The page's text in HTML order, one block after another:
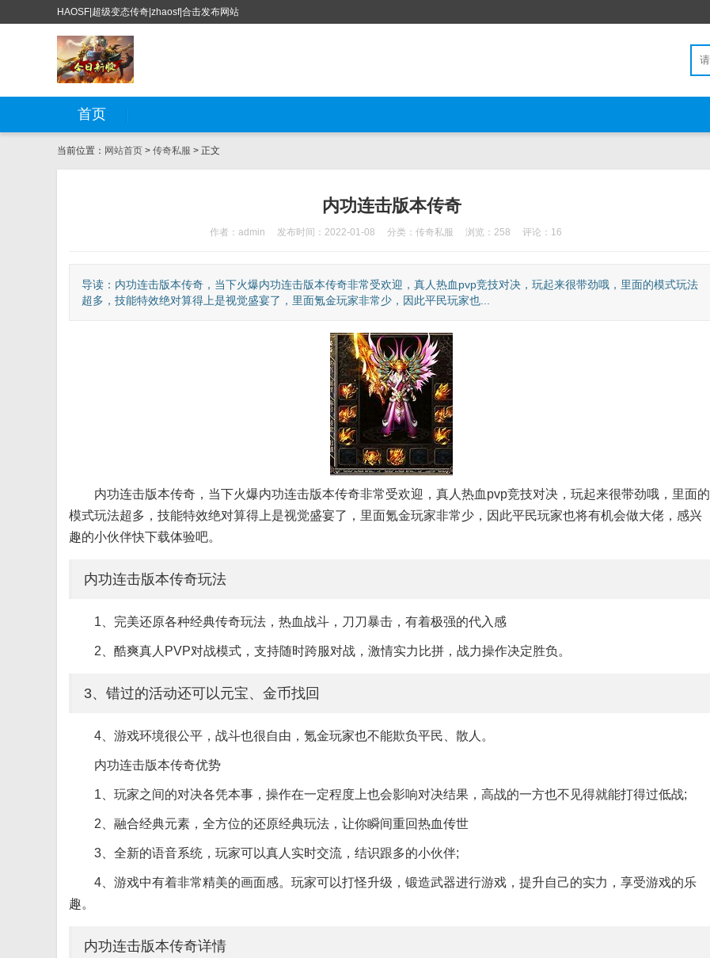
HAOSF|超级变态传奇|zhaosf|合击发布网站
首页
当前位置： 网站首页 > 传奇私服 > 正文
内功连击版本传奇
作者：admin 发布时间：2022-01-08 分类： 传奇私服 浏览：258 评论：16
导读：内功连击版本传奇，当下火爆内功连击版本传奇非常受欢迎，真人热血pvp竞技对决，玩起来很带劲哦，里面的模式玩法
超多，技能特效绝对算得上是视觉盛宴了，里面氪金玩家非常少，因此平民玩家也...
内功连击版本传奇，当下火爆内功连击版本传奇非常受欢迎，真人热血pvp竞技对决，玩起来很带劲哦，里面的
模式玩法超多，技能特效绝对算得上是视觉盛宴了，里面氪金玩家非常少，因此平民玩家也将有机会做大佬，感兴
趣的小伙伴快下载体验吧。
内功连击版本传奇玩法
1、完美还原各种经典传奇玩法，热血战斗，刀刀暴击，有着极强的代入感
2、酷爽真人PVP对战模式，支持随时跨服对战，激情实力比拼，战力操作决定胜负。
3、错过的活动还可以元宝、金币找回
4、游戏环境很公平，战斗也很自由，氪金玩家也不能欺负平民、散人。
内功连击版本传奇优势
1、玩家之间的对决各凭本事，操作在一定程度上也会影响对决结果，高战的一方也不见得就能打得过低战;
2、融合经典元素，全方位的还原经典玩法，让你瞬间重回热血传世
3、全新的语音系统，玩家可以真人实时交流，结识跟多的小伙伴;
4、游戏中有着非常精美的画面感。玩家可以打怪升级，锻造武器进行游戏，提升自己的实力，享受游戏的乐
趣。
内功连击版本传奇详情